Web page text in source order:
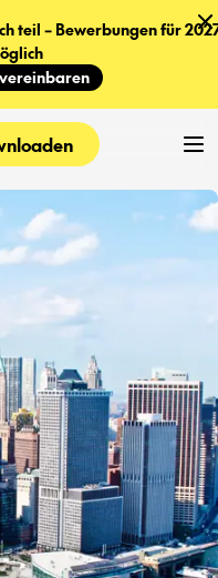
teil – Bewerbungen für